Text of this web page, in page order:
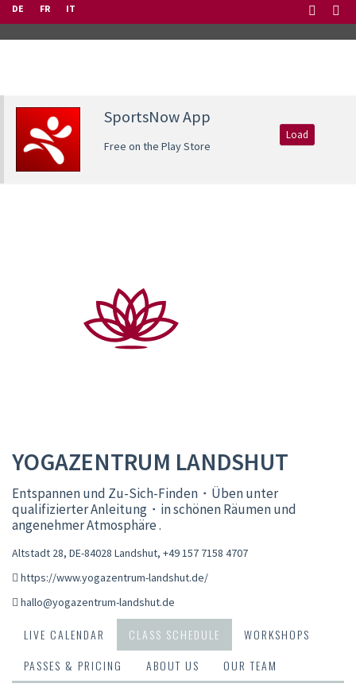
DE FR IT
SportsNow App
Free on the Play Store
Load
YOGAZENTRUM LANDSHUT
Entspannen und Zu-Sich-Finden・Üben unter
qualifizierter Anleitung・in schönen Räumen und
angenehmer Atmosphäre .
Altstadt 28, DE-84028 Landshut, +49 157 7158 4707
https://www.yogazentrum-landshut.de/
hallo@yogazentrum-landshut.de
LIVE CALENDAR CLASS SCHEDULE
WORKSHOPS
PASSES & PRICING
ABOUT US OUR TEAM